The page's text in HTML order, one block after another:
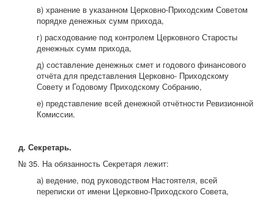
в) хранение в указанном Церковно-Приходским Советом
порядке денежных сумм прихода,
г) расходование под контролем Церковного Старосты
денежных сумм прихода,
д) составление денежных смет и годового финансового
отчёта для представления Церковно- Приходскому
Совету и Годовому Приходскому Собранию,
е) представление всей денежной отчётности Ревизионной
Комиссии.
д. Секретарь.
№ 35. На обязанность Секретаря лежит:
а) ведение, под руководством Настоятеля, всей
переписки от имени Церковно-Приходского Совета,